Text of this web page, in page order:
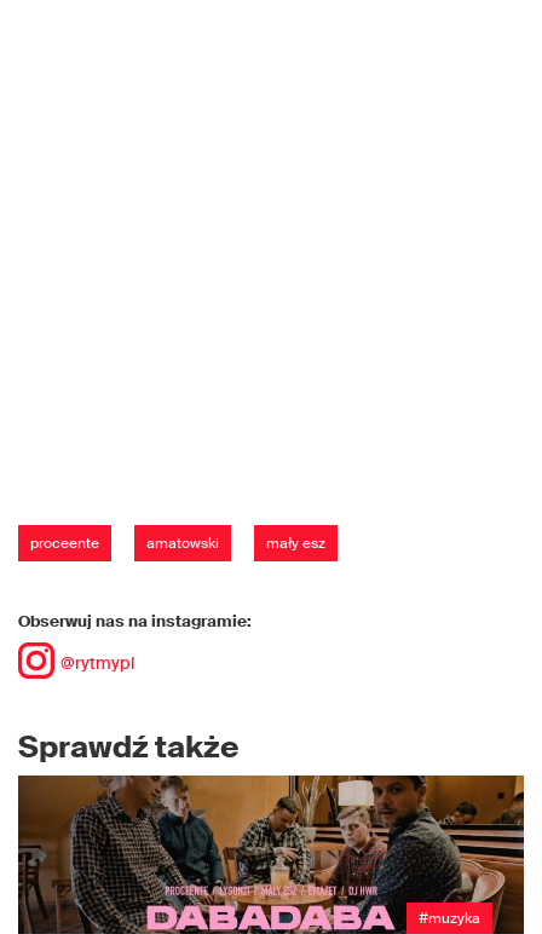
proceente amatowski mały esz
Obserwuj nas na instagramie:
@rytmypl
Sprawdź także
#muzyka